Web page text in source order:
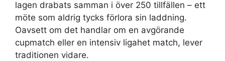
lagen drabats samman i över 250 tillfällen – ett
möte som aldrig tycks förlora sin laddning.
Oavsett om det handlar om en avgörande
cupmatch eller en intensiv ligahet match, lever
traditionen vidare.